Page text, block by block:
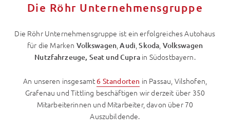
Die Röhr Unternehmensgruppe
Die Röhr Unternehmensgruppe ist ein erfolgreiches Autohaus
für die Marken Volkswagen,Audi ,Skoda Volkswagen
Nutzfahrzeuge, Seat und Cuprain Südostbayern.
An unseren insgesamt 6 Standorten in Passau, Vilshofen,
Grafenau und Tittling beschäftigen wir derzeit über 350
Mitarbeiterinnen und Mitarbeiter, davon über 70
Auszubildende.